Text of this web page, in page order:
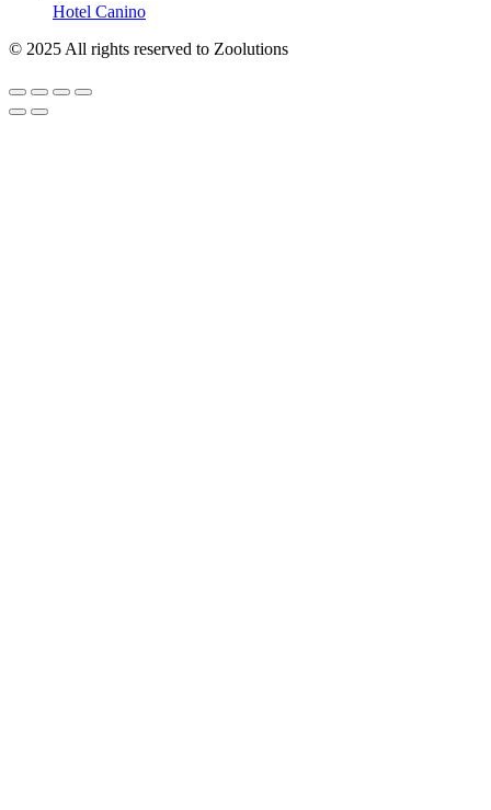
Hotel Canino
© 2025 All rights reserved to Zoolutions